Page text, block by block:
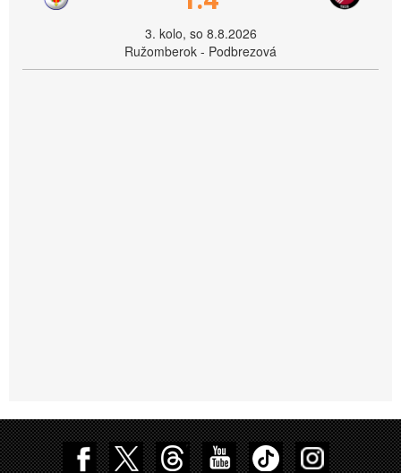
3. kolo, so 8.8.2026
Ružomberok - Podbrezová